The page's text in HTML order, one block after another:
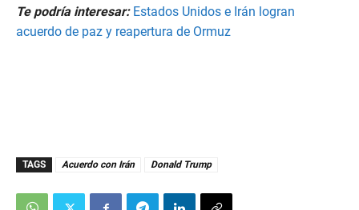
Te podría interesar: Estados Unidos e Irán logran
acuerdo de paz y reapertura de Ormuz
TAGS Acuerdo con Irán Donald Trump